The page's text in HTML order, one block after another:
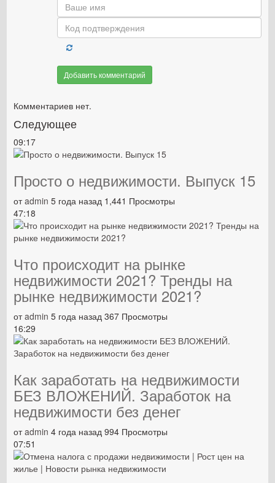
Добавить комментарий
Комментариев нет.
Следующее
09:17
Просто о недвижимости. Выпуск 15
отadmin 5 года назад 1,441 Просмотры
47:18
Что происходит на рынке
недвижимости 2021? Тренды на
рынке недвижимости 2021?
отadmin 5 года назад 367 Просмотры
16:29
Как заработать на недвижимости
БЕЗ ВЛОЖЕНИЙ. Заработок на
недвижимости без денег
отadmin 4 года назад 994 Просмотры
07:51